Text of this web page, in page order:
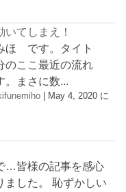
てしまえ！
ほ です。タイト
のここ最近の流れ
。まさに数...
May 4, 2020 に
…皆様の記事を感心
ました。 恥ずかしい